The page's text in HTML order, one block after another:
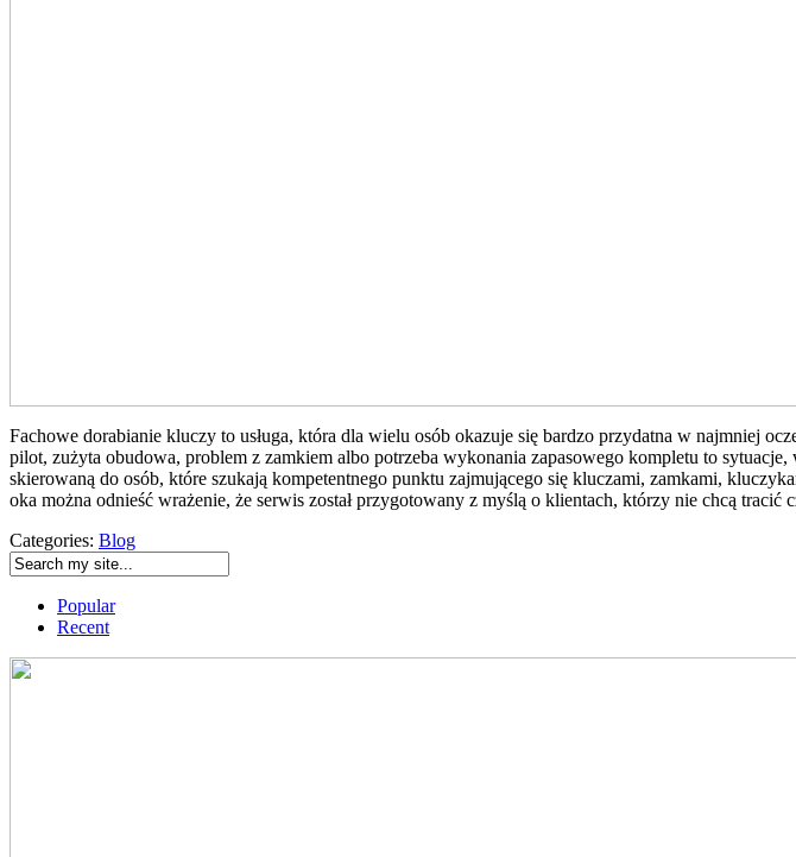
Fachowe dorabianie kluczy to usługa, która dla wielu osób okazuje się bardzo przydatna w najmniej
pilot, zużyta obudowa, problem z zamkiem albo potrzeba wykonania zapasowego kompletu to
skierowaną do osób, które szukają kompetentnego punktu zajmującego się kluczami, zamkami,
oka można odnieść wrażenie, że serwis został przygotowany z myślą o klientach, którzy nie chcą
Categories: Blog
Popular
Recent